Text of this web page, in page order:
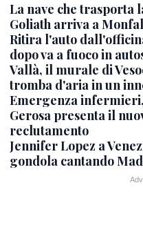
La nave che trasporta
Goliath arriva a
Ritira l'auto
dopo va a fuoco in
Vallà, il murale di
tromba d'aria in un
Emergenza
Gerosa presenta il
reclutamento
Jennifer Lopez a
gondola cantando